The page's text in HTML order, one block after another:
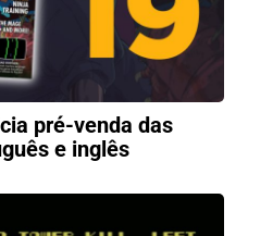
pré-venda das
e inglês